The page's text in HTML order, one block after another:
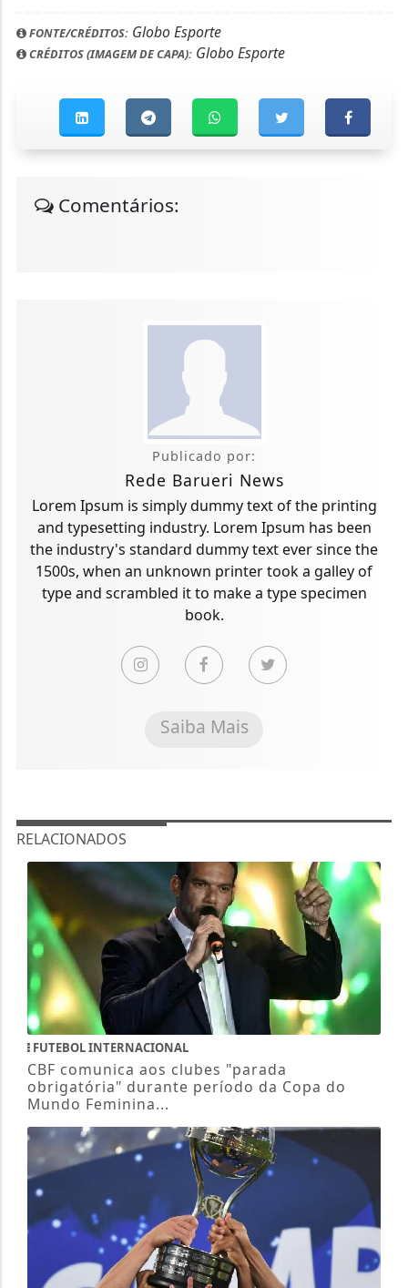
FONTE/CRÉDITOS:Globo Esporte
CRÉDITOS (IMAGEM DE CAPA):Globo Esporte
Comentários:
Publicado por:
Rede Barueri News
Lorem Ipsum is simply dummy text of the printing
and typesetting industry. Lorem Ipsum has been
the industry's standard dummy text ever since the
1500s, when an unknown printer took a galley of
type and scrambled it to make a type specimen
book.
Saiba Mais
RELACIONADOS
FUTEBOL INTERNACIONAL
CBF comunica aos clubes "parada
obrigatória" durante período da Copa do
Mundo Feminina...